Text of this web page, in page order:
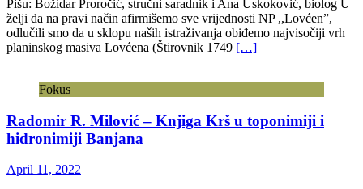
Pišu: Božidar Proročić, stručni saradnik i Ana Uskoković, biolog U
želji da na pravi način afirmišemo sve vrijednosti NP ,,Lovćen”,
odlučili smo da u sklopu naših istraživanja obiđemo najvisočiji vrh
planinskog masiva Lovćena (Štirovnik 1749 […]
Fokus
Radomir R. Milović – Knjiga Krš u toponimiji i
hidronimiji Banjana
April 11, 2022